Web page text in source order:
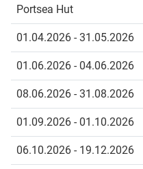
Portsea Hut
01.04.2026 - 31.05.2026
01.06.2026 - 04.06.2026
08.06.2026 - 31.08.2026
01.09.2026 - 01.10.2026
06.10.2026 - 19.12.2026